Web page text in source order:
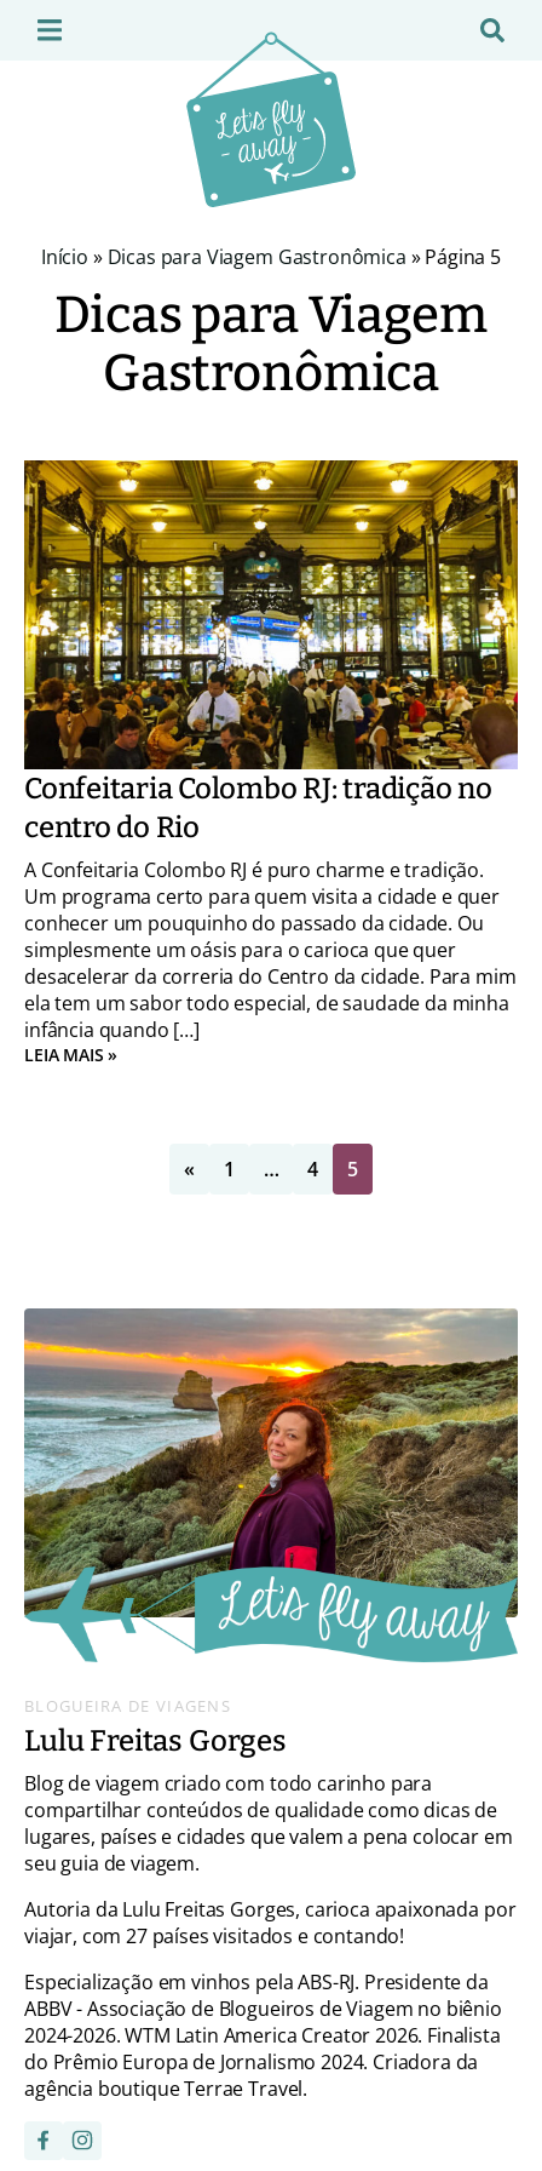
Início » Dicas para Viagem Gastronômica »Página 5
Dicas para Viagem
Gastronômica
Confeitaria Colombo RJ: tradição no
centro do Rio
A Confeitaria Colombo RJ é puro charme e tradição.
Um programa certo para quem visita a cidade e quer
conhecer um pouquinho do passado da cidade. Ou
simplesmente um oásis para o carioca que quer
desacelerar da correria do Centro da cidade. Para mim
ela tem um sabor todo especial, de saudade da minha
infância quando […]
LEIA MAIS »
« 1 … 4 5
BLOGUEIRA DE VIAGENS
Lulu Freitas Gorges
Blog de viagem criado com todo carinho para
compartilhar conteúdos de qualidade como dicas de
lugares, países e cidades que valem a pena colocar em
seu guia de viagem.
Autoria da Lulu Freitas Gorges, carioca apaixonada por
viajar, com 27 países visitados e contando!
Especialização em vinhos pela ABS-RJ. Presidente da
ABBV - Associação de Blogueiros de Viagem no biênio
2024-2026. WTM Latin America Creator 2026. Finalista
do Prêmio Europa de Jornalismo 2024. Criadora da
agência boutique Terrae Travel.